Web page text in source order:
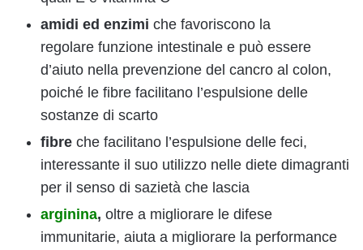
amidi ed enzimi che favoriscono la
regolare funzione intestinale e può essere
d’aiuto nella prevenzione del cancro al colon,
poiché le fibre facilitano l’espulsione delle
sostanze di scarto
fibre che facilitano l’espulsione delle feci,
interessante il suo utilizzo nelle diete dimagranti
per il senso di sazietà che lascia
arginina, oltre a migliorare le difese
immunitarie, aiuta a migliorare la performance